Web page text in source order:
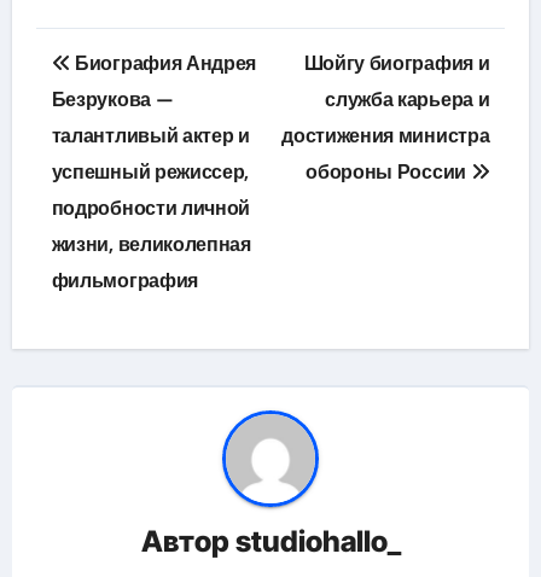
Навигация
по
записям
Биография Андрея
Безрукова —
талантливый актер и
успешный режиссер,
подробности личной
жизни, великолепная
фильмография
Шойгу биография и
служба карьера и
достижения министра
обороны России
Авторstudiohallo_